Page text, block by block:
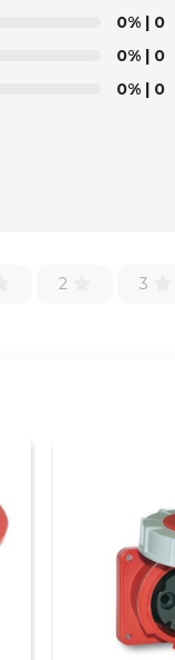
0%| 0
0%| 0
0%| 0
2 3